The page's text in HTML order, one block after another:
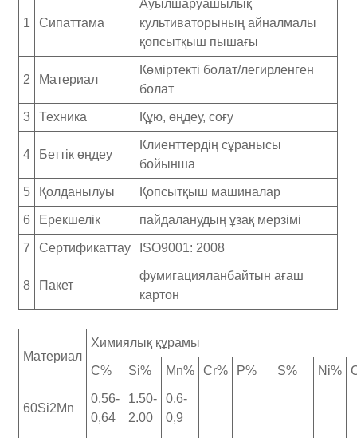
1 Сипаттама
Ауылшаруашылық
культиваторының айналмалы
қопсытқыш пышағы
2 Материал
Көміртекті болат/легирленген
болат
3 Техника Құю, өңдеу, соғу
4 Беттік өңдеу
Клиенттердің сұранысы
бойынша
5 Қолданылуы Қопсытқыш машиналар
6 Ерекшелік пайдаланудың ұзақ мерзімі
7 Сертификаттау ISO9001: 2008
8 Пакет
фумигацияланбайтын ағаш
картон
Материал
Химиялық құрамы
C% Si% Mn% Cr% P% S% Ni%
60Si2Mn
0,56-
0,64
1.50-
2.00
0,6-
0,9